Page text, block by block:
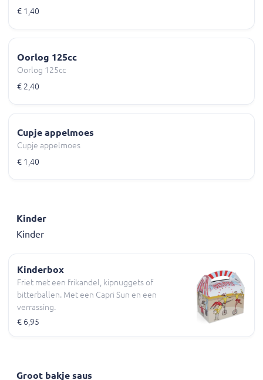
€ 1,40
Oorlog 125cc
Oorlog 125cc
€ 2,40
Cupje appelmoes
Cupje appelmoes
€ 1,40
Kinder
Kinder
Kinderbox
Friet met een frikandel, kipnuggets of
bitterballen. Met een Capri Sun en een
verrassing.
€ 6,95
Groot bakje saus